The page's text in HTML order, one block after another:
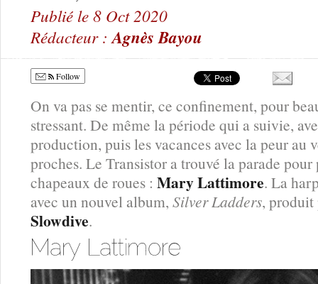
Publié le 8 Oct 2020
Rédacteur :Agnès Bayou
Follow
On va pas se mentir, ce confinement, pour
stressant. De même la période qui a suivie,
production, puis les vacances avec la peur au
proches. Le Transistor a trouvé la parade
chapeaux de roues : Mary Lattimore. La
avec un nouvel album, Silver Ladders,
Slowdive.